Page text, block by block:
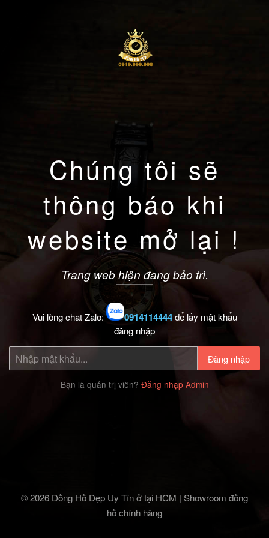
Chúng tôi sẽ
thông báo khi
website mở lại !
Trang web hiện đang bảo trì.
Vui lòng chat Zalo: 0914114444để lấy mật khẩu
đăng nhập
Đăng nhập
Bạn là quản trị viên? Đăng nhập Admin
© 2026 Đồng Hồ Đẹp Uy Tín ở tại HCM | Showroom đồng
hồ chính hãng‎